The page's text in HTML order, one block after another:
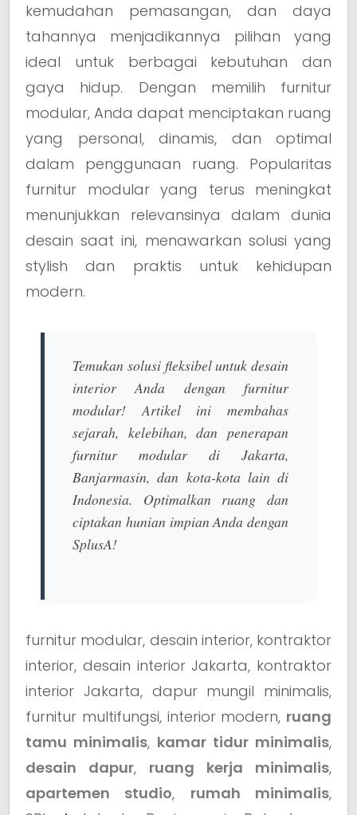
kemudahan pemasangan, dan daya
tahannya menjadikannya pilihan yang
ideal untuk berbagai kebutuhan dan
gaya hidup. Dengan memilih furnitur
modular, Anda dapat menciptakan ruang
yang personal, dinamis, dan optimal
dalam penggunaan ruang. Popularitas
furnitur modular yang terus meningkat
menunjukkan relevansinya dalam dunia
desain saat ini, menawarkan solusi yang
stylish dan praktis untuk kehidupan
modern.
Temukan solusi fleksibel untuk desain
interior Anda dengan furnitur
modular! Artikel ini membahas
sejarah, kelebihan, dan penerapan
furnitur modular di Jakarta,
Banjarmasin, dan kota-kota lain di
Indonesia. Optimalkan ruang dan
ciptakan hunian impian Anda dengan
SplusA!
furnitur modular, desain interior, kontraktor
interior, desain interior Jakarta, kontraktor
interior Jakarta, dapur mungil minimalis,
furnitur multifungsi, interior modern, ruang
tamu minimalis, kamar tidur minimalis,
desain dapur, ruang kerja minimalis,
apartemen studio, rumah minimalis,